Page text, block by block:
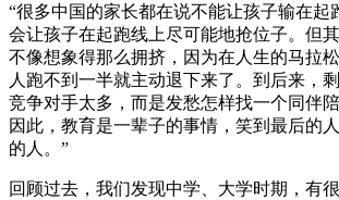
“很多中国的家长都在说不能让孩子输在起
会让孩子在起跑线上尽可能地抢位子。但
不像想象得那么拥挤，因为在人生的马拉
人跑不到一半就主动退下来了。到后来，
竞争对手太多，而是发愁怎样找一个同伴
因此，教育是一辈子的事情，笑到最后的
的人。”
回顾过去，我们发现中学、大学时期，有